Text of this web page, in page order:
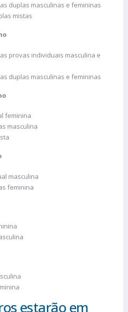
duplas masculinas e femininas
mistas
provas individuais masculina e
duplas masculinas e femininas
feminina
masculina
masculina
feminina
estarão em